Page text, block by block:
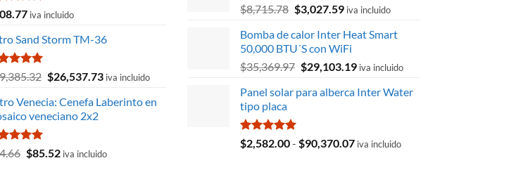
iva incluido
Sand Storm TM-36
El
original
era:
$26,537.73El
actual
iva incluido
Venecia: Cenefa Laberinto en
veneciano 2x2
El
$85.52Eliva incluido
$8,715.78 El
original
era:
$8,715.78.
$3,027.59El
actual
es:
$3,027.59.
iva incluido
Bomba de calor Inter Heat Smart
50,000 BTU´S con WiFi
$35,369.97 El
original
$29,103.19El
actual
iva incluido
Panel solar para alberca Inter Water
tipo placa
Valorado
con
$2,582.00- $90,370.07Rango
iva incluido